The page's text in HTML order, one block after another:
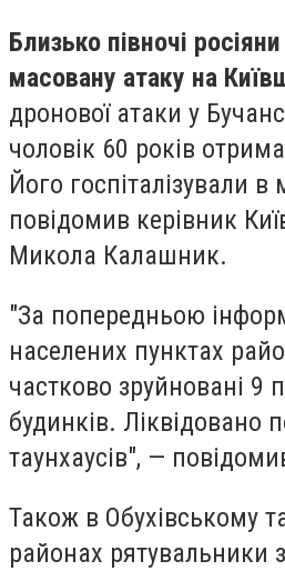
Близько півночі
масовану атаку на
дронової атаки у
чоловік 60 років
Його госпіталізували в
повідомив керівник
Микола Калашник.
"За попередньою
населених пунктах
частково зруйновані 9
будинків. Ліквідовано
таунхаусів", —
Також в Обухівському
районах рятувальники